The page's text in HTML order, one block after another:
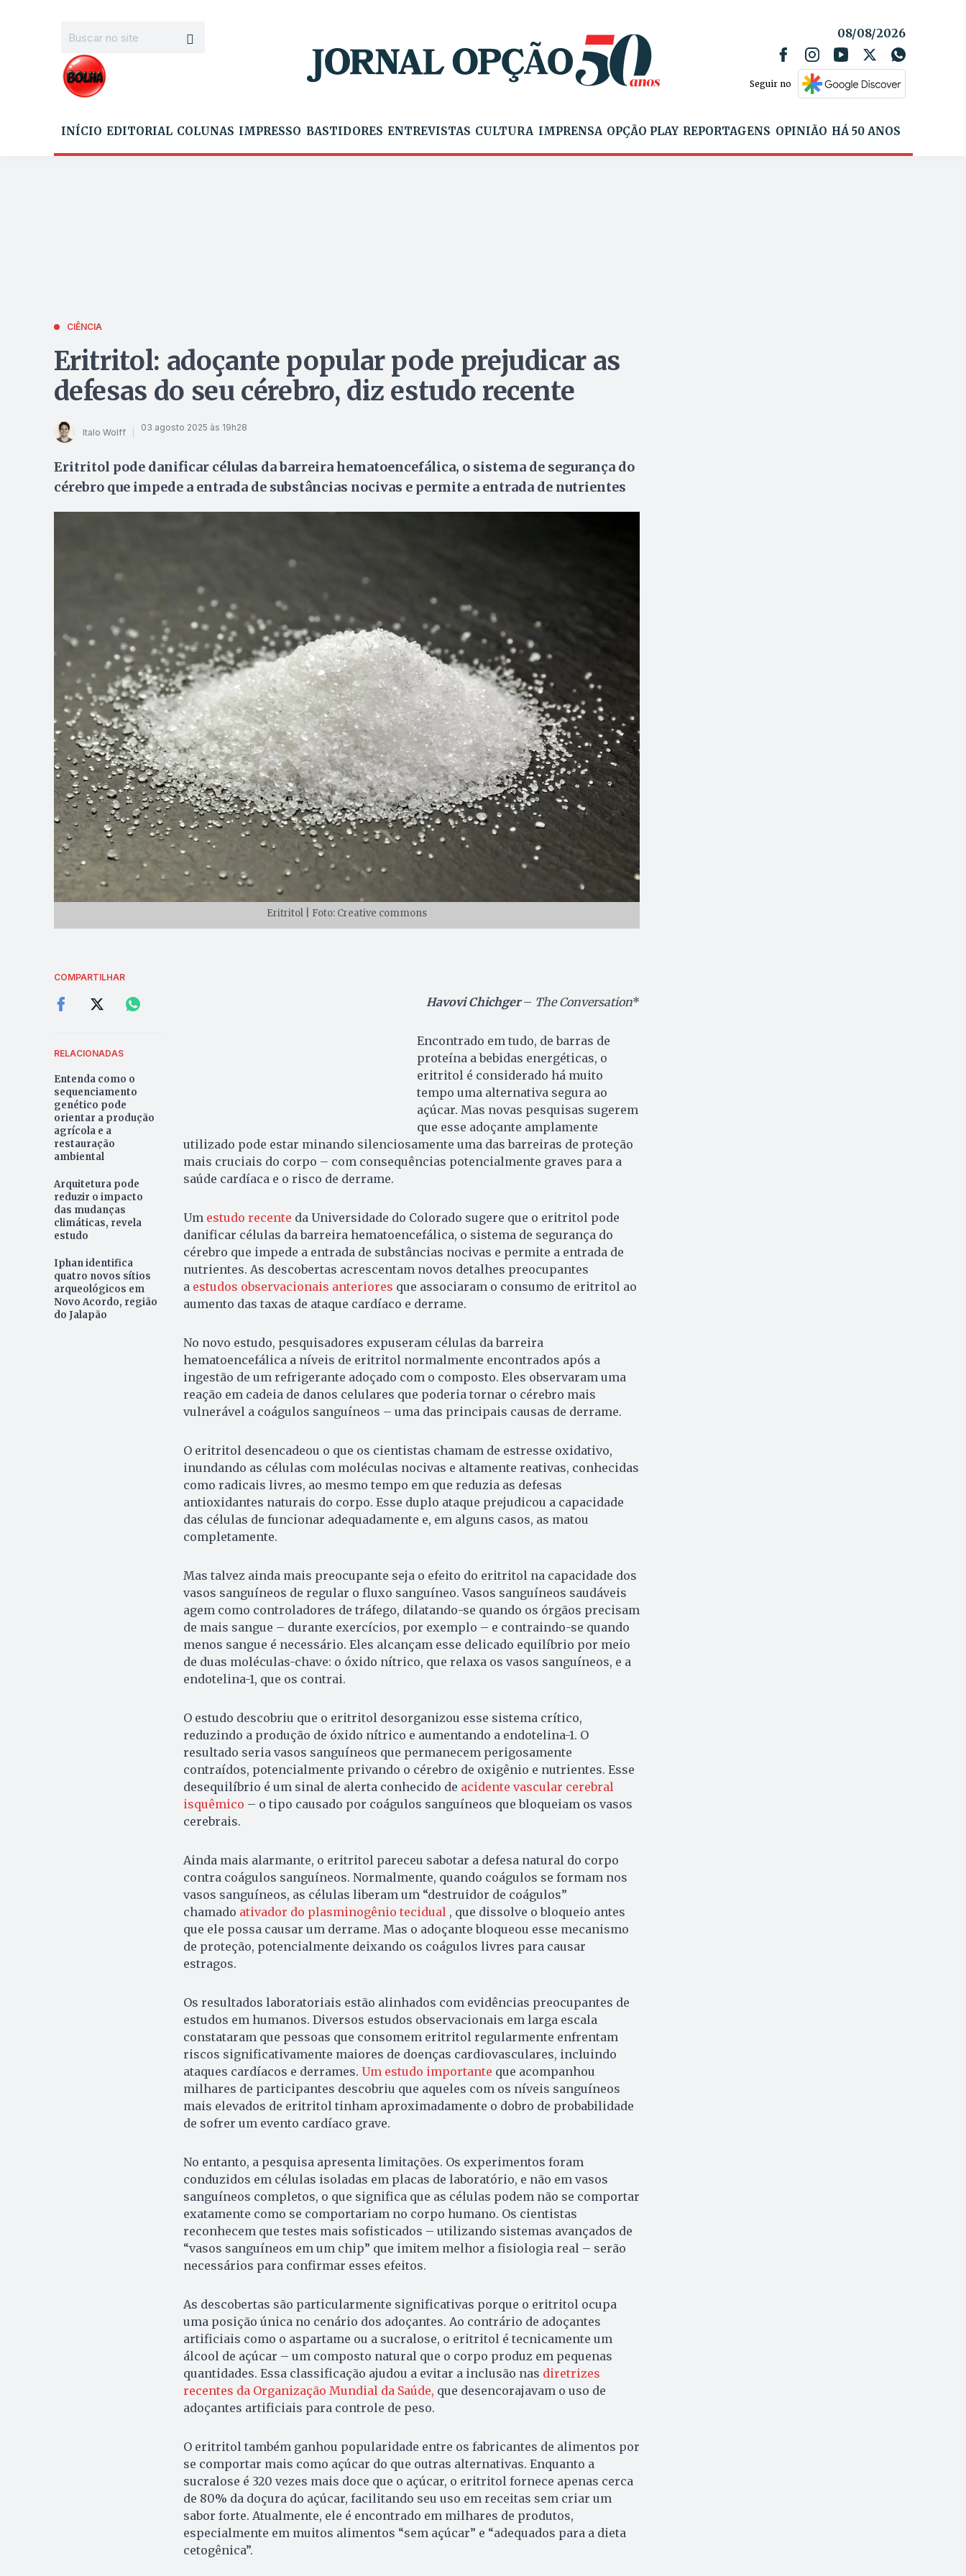
08/08/2026
Seguir no
INÍCIO EDITORIAL COLUNAS IMPRESSO BASTIDORES ENTREVISTAS CULTURA IMPRENSA OPÇÃO PLAY REPORTAGENS OPINIÃO HÁ 50 ANOS
CIÊNCIA
Eritritol: adoçante popular pode prejudicar as
defesas do seu cérebro, diz estudo recente
Italo Wolff 03 agosto 2025 às 19h28
Eritritol pode danificar células da barreira hematoencefálica, o sistema de segurança do
cérebro que impede a entrada de substâncias nocivas e permite a entrada de nutrientes
Eritritol | Foto: Creative commons
COMPARTILHAR
RELACIONADAS
Entenda como o
sequenciamento
genético pode
orientar a produção
agrícola e a
restauração
ambiental
Arquitetura pode
reduzir o impacto
das mudanças
climáticas, revela
estudo
Iphan identifica
quatro novos sítios
arqueológicos em
Novo Acordo, região
do Jalapão
Havovi Chichger– The Conversation*
Encontrado em tudo, de barras de
proteína a bebidas energéticas, o
eritritol é considerado há muito
tempo uma alternativa segura ao
açúcar. Mas novas pesquisas sugerem
que esse adoçante amplamente
utilizado pode estar minando silenciosamente uma das barreiras de proteção
mais cruciais do corpo – com consequências potencialmente graves para a
saúde cardíaca e o risco de derrame.
Um estudo recente da Universidade do Colorado sugere que o eritritol pode
danificar células da barreira hematoencefálica, o sistema de segurança do
cérebro que impede a entrada de substâncias nocivas e permite a entrada de
nutrientes. As descobertas acrescentam novos detalhes preocupantes
a estudos observacionais anteriores que associaram o consumo de eritritol ao
aumento das taxas de ataque cardíaco e derrame.
No novo estudo, pesquisadores expuseram células da barreira
hematoencefálica a níveis de eritritol normalmente encontrados após a
ingestão de um refrigerante adoçado com o composto. Eles observaram uma
reação em cadeia de danos celulares que poderia tornar o cérebro mais
vulnerável a coágulos sanguíneos – uma das principais causas de derrame.
O eritritol desencadeou o que os cientistas chamam de estresse oxidativo,
inundando as células com moléculas nocivas e altamente reativas, conhecidas
como radicais livres, ao mesmo tempo em que reduzia as defesas
antioxidantes naturais do corpo. Esse duplo ataque prejudicou a capacidade
das células de funcionar adequadamente e, em alguns casos, as matou
completamente.
Mas talvez ainda mais preocupante seja o efeito do eritritol na capacidade dos
vasos sanguíneos de regular o fluxo sanguíneo. Vasos sanguíneos saudáveis
agem como controladores de tráfego, dilatando-se quando os órgãos precisam
de mais sangue – durante exercícios, por exemplo – e contraindo-se quando
menos sangue é necessário. Eles alcançam esse delicado equilíbrio por meio
de duas moléculas-chave: o óxido nítrico, que relaxa os vasos sanguíneos, e a
endotelina-1, que os contrai.
O estudo descobriu que o eritritol desorganizou esse sistema crítico,
reduzindo a produção de óxido nítrico e aumentando a endotelina-1. O
resultado seria vasos sanguíneos que permanecem perigosamente
contraídos, potencialmente privando o cérebro de oxigênio e nutrientes. Esse
desequilíbrio é um sinal de alerta conhecido de acidente vascular cerebral
isquêmico – o tipo causado por coágulos sanguíneos que bloqueiam os vasos
cerebrais.
Ainda mais alarmante, o eritritol pareceu sabotar a defesa natural do corpo
contra coágulos sanguíneos. Normalmente, quando coágulos se formam nos
vasos sanguíneos, as células liberam um “destruidor de coágulos”
chamado ativador do plasminogênio tecidual , que dissolve o bloqueio antes
que ele possa causar um derrame. Mas o adoçante bloqueou esse mecanismo
de proteção, potencialmente deixando os coágulos livres para causar
estragos.
Os resultados laboratoriais estão alinhados com evidências preocupantes de
estudos em humanos. Diversos estudos observacionais em larga escala
constataram que pessoas que consomem eritritol regularmente enfrentam
riscos significativamente maiores de doenças cardiovasculares, incluindo
ataques cardíacos e derrames. Um estudo importante que acompanhou
milhares de participantes descobriu que aqueles com os níveis sanguíneos
mais elevados de eritritol tinham aproximadamente o dobro de probabilidade
de sofrer um evento cardíaco grave.
No entanto, a pesquisa apresenta limitações. Os experimentos foram
conduzidos em células isoladas em placas de laboratório, e não em vasos
sanguíneos completos, o que significa que as células podem não se comportar
exatamente como se comportariam no corpo humano. Os cientistas
reconhecem que testes mais sofisticados – utilizando sistemas avançados de
“vasos sanguíneos em um chip” que imitem melhor a fisiologia real – serão
necessários para confirmar esses efeitos.
As descobertas são particularmente significativas porque o eritritol ocupa
uma posição única no cenário dos adoçantes. Ao contrário de adoçantes
artificiais como o aspartame ou a sucralose, o eritritol é tecnicamente um
álcool de açúcar – um composto natural que o corpo produz em pequenas
quantidades. Essa classificação ajudou a evitar a inclusão nas diretrizes
recentes da Organização Mundial da Saúde, que desencorajavam o uso de
adoçantes artificiais para controle de peso.
O eritritol também ganhou popularidade entre os fabricantes de alimentos por
se comportar mais como açúcar do que outras alternativas. Enquanto a
sucralose é 320 vezes mais doce que o açúcar, o eritritol fornece apenas cerca
de 80% da doçura do açúcar, facilitando seu uso em receitas sem criar um
sabor forte. Atualmente, ele é encontrado em milhares de produtos,
especialmente em muitos alimentos “sem açúcar” e “adequados para a dieta
cetogênica”.